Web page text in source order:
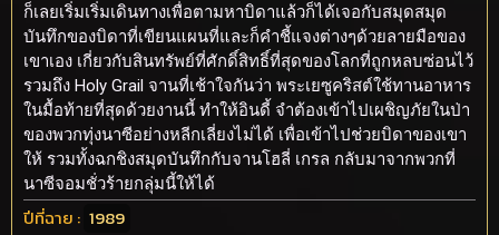
ก็เลยเริ่มเริ่มเดินทางเพื่อตามหาบิดาแล้วก็ได้เจอกับสมุดสมุด
บันทึกของบิดาที่เขียนแผนที่และก็คำชี้แจงต่างๆด้วยลายมือของ
เขาเอง เกี่ยวกับสินทรัพย์ที่ศักดิ์สิทธิ์ที่สุดของโลกที่ถูกหลบซ่อนไว้
รวมถึง Holy Grail จานที่เช้าใจกันว่า พระเยซูคริสต์ใช้ทานอาหาร
ในมื้อท้ายที่สุดด้วยงานนี้ ทำให้อินดี้ จำต้องเข้าไปเผชิญภัยในป่า
ของพวกทุ่งนาซีอย่างหลีกเลี่ยงไม่ได้ เพื่อเข้าไปช่วยบิดาของเขา
ให้ รวมทั้งฉกชิงสมุดบันทึกกับจานโฮลี่ เกรล กลับมาจากพวกที่
นาซีจอมชั่วร้ายกลุ่มนี้ให้ได้
ปีที่ฉาย : 1989